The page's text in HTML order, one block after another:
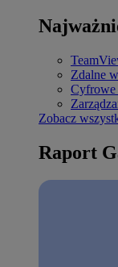
Zdalne
Cyfrowe
Zobacz
Raport